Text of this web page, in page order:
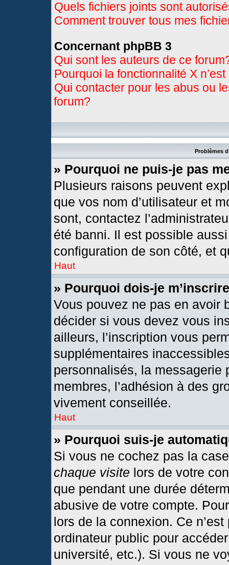
Quels fichiers joints sont
Comment trouver tous mes
Concernant phpBB 3
Qui sont les auteurs de ce
Pourquoi la fonctionnalité X
Qui contacter pour les abus ou
forum?
Problèmes
» Pourquoi ne puis-je pas
Plusieurs raisons peuvent
que vos nom d’utilisateur et
sont, contactez
été banni. Il est possible
configuration de son côté, et
Haut
» Pourquoi dois-je
Vous pouvez ne pas en avoir
décider si vous devez vous
ailleurs, l’inscription vous
supplémentaires
personnalisés, la messagerie
membres, l’adhésion à des
vivement conseillée.
Haut
» Pourquoi suis-je
Si vous ne cochez pas la
chaque visite lors de votre
que pendant une durée
abusive de votre compte.
lors de la connexion. Ce
ordinateur public pour
université, etc.). Si vous ne